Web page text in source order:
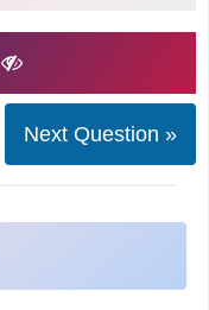
Next Question »